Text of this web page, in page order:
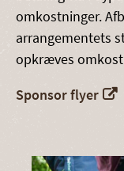
omkostninger.
arrangementets
opkræves
Sponsor flyer